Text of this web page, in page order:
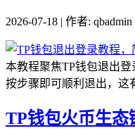
2026-07-18 | 作者: qbadmin
本教程聚焦TP钱包退出
按步骤即可顺利退出，这
TP钱包火币生态